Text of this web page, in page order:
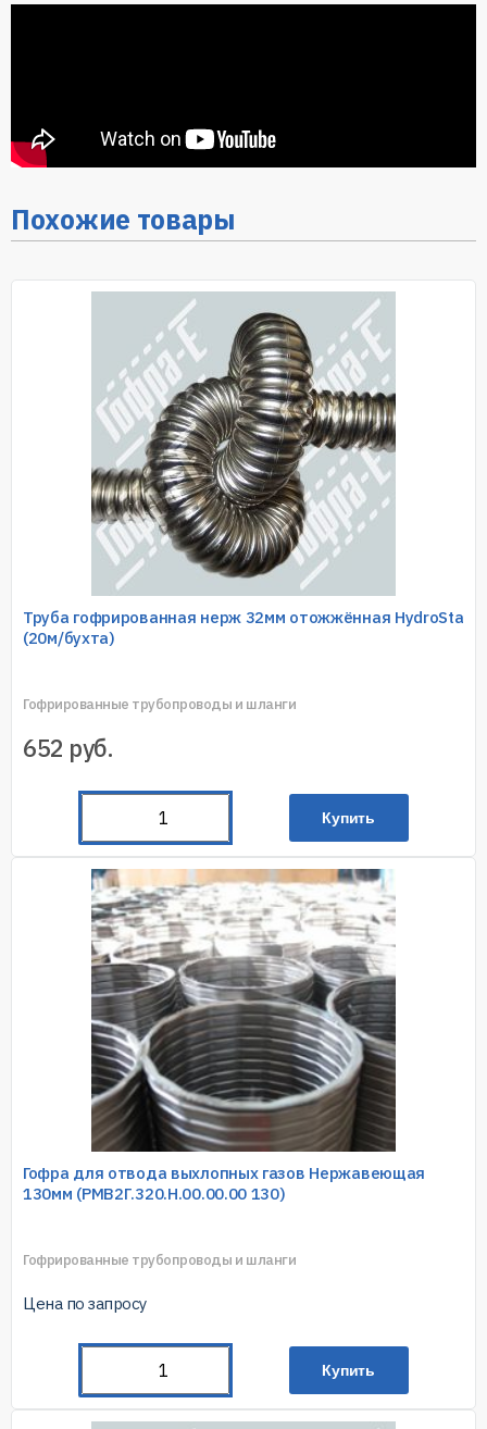
Похожие товары
Труба гофрированная нерж 32мм отожжённая HydroSta
(20м/бухта)
Гофрированные трубопроводы и шланги
652 руб.
Купить
Гофра для отвода выхлопных газов Нержавеющая
130мм (РМВ2Г.320.Н.00.00.00 130)
Гофрированные трубопроводы и шланги
Цена по запросу
Купить